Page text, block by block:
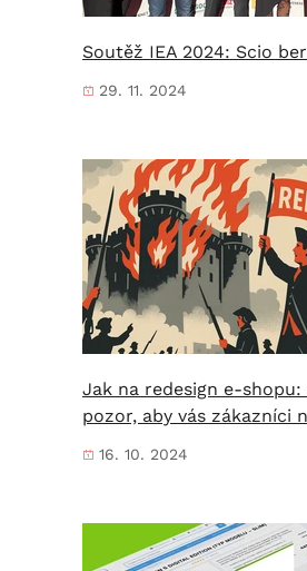
Soutěž IEA 2024: Scio
29. 11. 2024
Jak na redesign e-
pozor, aby vás zákazníci
16. 10. 2024